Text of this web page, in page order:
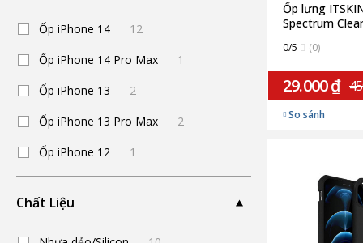
Ốp iPhone 14
12
Ốp iPhone 14 Pro Max
1
Ốp iPhone 13
2
Ốp iPhone 13 Pro Max
2
Ốp iPhone 12
1
Chất Liệu
Ốp lưng
Spectrum
iPhone 13 |
0/5 (0)
29.000 ₫
So sánh